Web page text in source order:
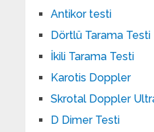
Antikor testi
Dörtlü Tarama Testi
İkili Tarama Testi
Karotis Doppler
Skrotal Doppler
D Dimer Testi